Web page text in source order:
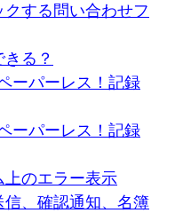
する問い合わせフ
る？
ーパーレス！記録
ーパーレス！記録
上のエラー表示
、確認通知、名簿